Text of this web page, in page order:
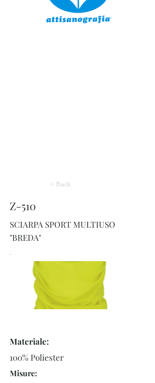
< Back
Z-510
SCIARPA SPORT MULTIUSO
"BREDA"
Materiale:
100% Poliester
Misure: